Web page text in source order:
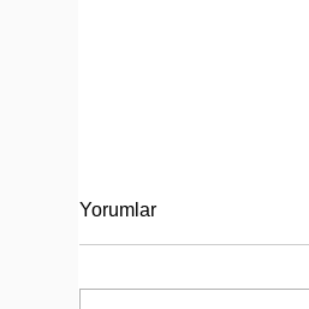
Yorumlar